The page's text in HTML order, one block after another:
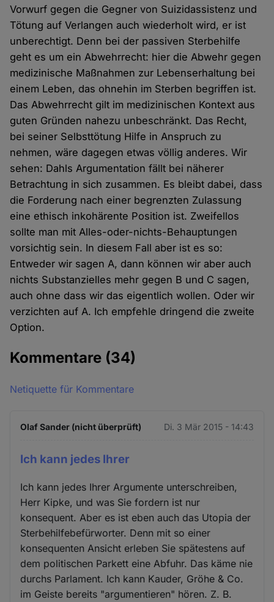
Vorwurf gegen die Gegner von Suizidassistenz und
Tötung auf Verlangen auch wiederholt wird, er ist
unberechtigt. Denn bei der passiven Sterbehilfe
geht es um ein Abwehrrecht: hier die Abwehr gegen
medizinische Maßnahmen zur Lebenserhaltung bei
einem Leben, das ohnehin im Sterben begriffen ist.
Das Abwehrrecht gilt im medizinischen Kontext aus
guten Gründen nahezu unbeschränkt. Das Recht,
bei seiner Selbsttötung Hilfe in Anspruch zu
nehmen, wäre dagegen etwas völlig anderes. Wir
sehen: Dahls Argumentation fällt bei näherer
Betrachtung in sich zusammen. Es bleibt dabei, dass
die Forderung nach einer begrenzten Zulassung
eine ethisch inkohärente Position ist. Zweifellos
sollte man mit Alles-oder-nichts-Behauptungen
vorsichtig sein. In diesem Fall aber ist es so:
Entweder wir sagen A, dann können wir aber auch
nichts Substanzielles mehr gegen B und C sagen,
auch ohne dass wir das eigentlich wollen. Oder wir
verzichten auf A. Ich empfehle dringend die zweite
Option.
Kommentare (34)
Netiquette für Kommentare
Olaf Sander (nicht überprüft) Di. 3 Mär 2015 - 14:43
Ich kann jedes Ihrer
Ich kann jedes Ihrer Argumente unterschreiben,
Herr Kipke, und was Sie fordern ist nur
konsequent. Aber es ist eben auch das Utopia der
Sterbehilfebefürworter. Denn mit so einer
konsequenten Ansicht erleben Sie spätestens auf
dem politischen Parkett eine Abfuhr. Das käme nie
durchs Parlament. Ich kann Kauder, Gröhe & Co.
im Geiste bereits "argumentieren" hören. Z. B.